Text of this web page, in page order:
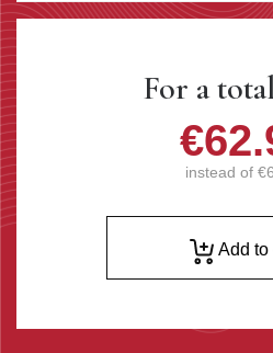
For a
instead of
Add to